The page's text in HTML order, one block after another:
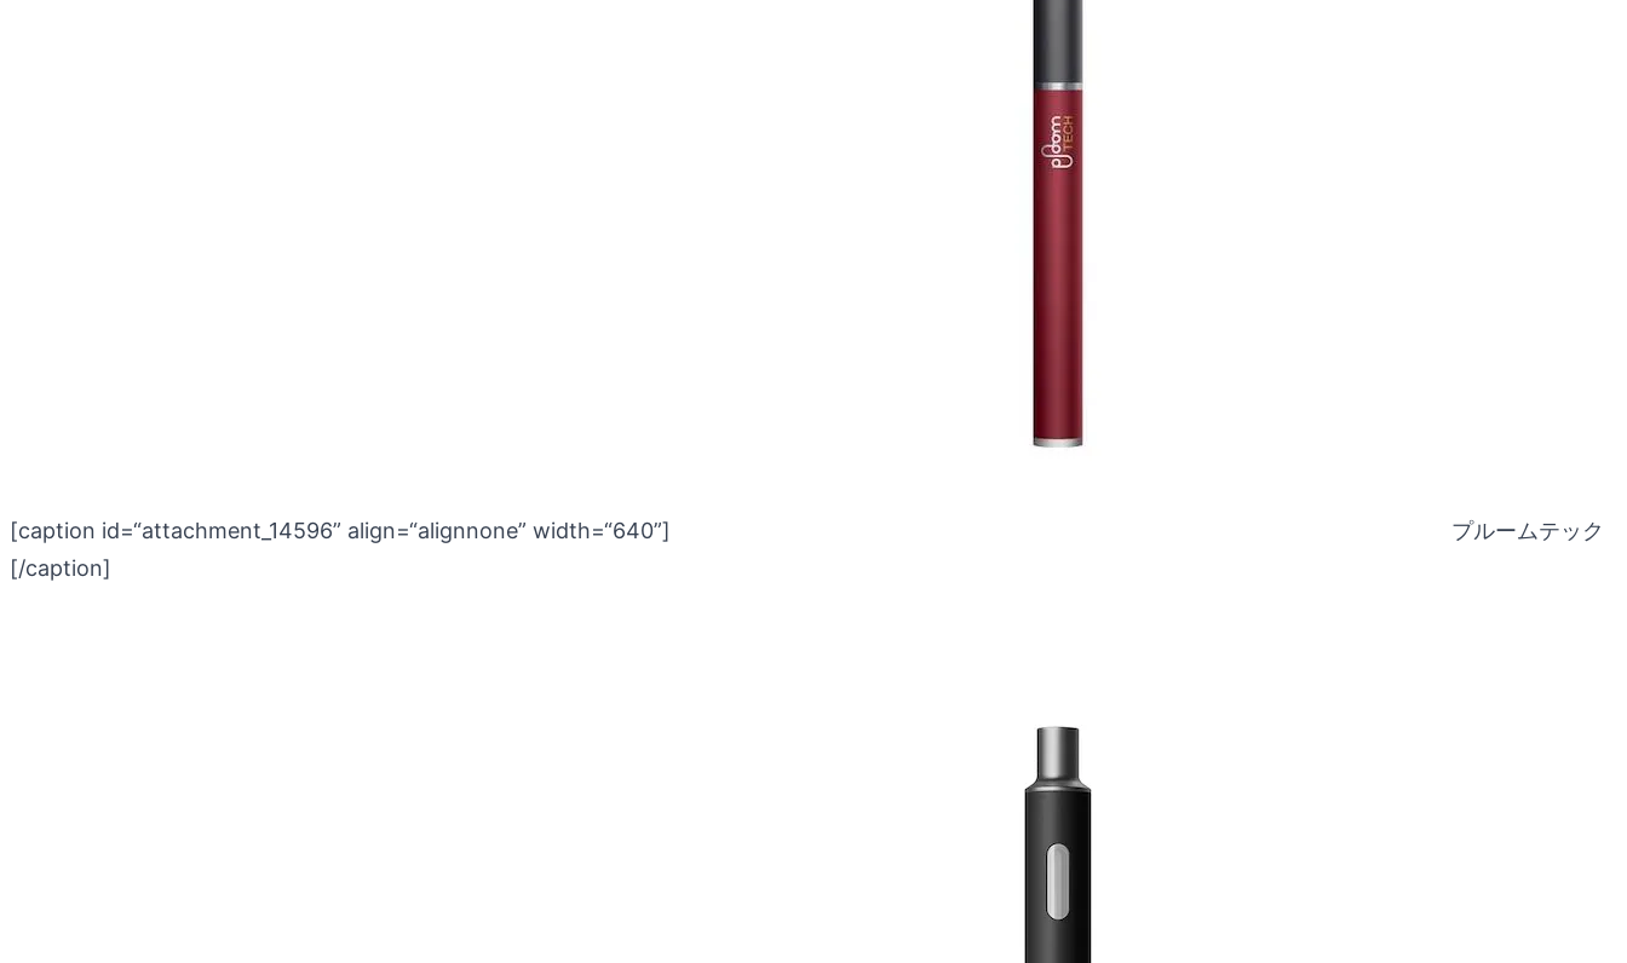
[caption id=“attachment_14596” align=“alignnone” width=“640”]
プルームテック
[/caption]